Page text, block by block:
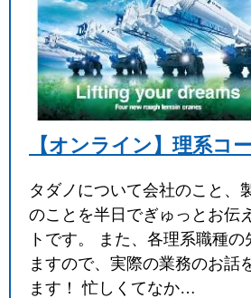
キーワード
閉
【オンライン】理系コ
タダノについて会社のこと、
のことを半日でぎゅっとお伝
トです。 また、各理系職種の
ますので、実際の業務のお話
ます！ 忙しくてなか…